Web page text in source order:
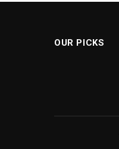
OUR PICKS